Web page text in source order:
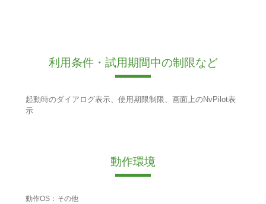
利用条件・試用期間中の制限など
起動時のダイアログ表示、使用期限制限、画面上のNvPilot表
示
動作環境
動作OS：その他